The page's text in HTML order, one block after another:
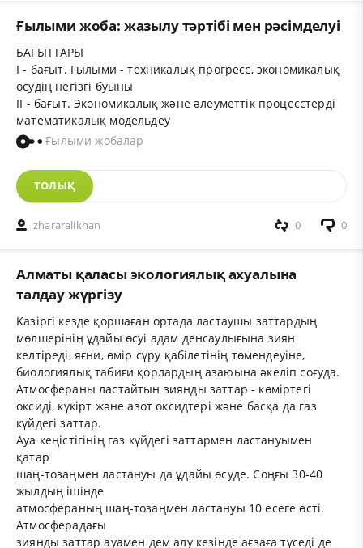
Ғылыми жоба: жазылу тәртібі мен рәсімделуі
БАҒЫТТАРЫ
І - бағыт. Ғылыми - техникалық прогресс, экономикалық
өсудің негізгі буыны
ІІ - бағыт. Экономикалық және әлеуметтік процесстерді
математикалық модельдеу
Ғылыми жобалар
ТОЛЫҚ
zhararalikhan 0
0
Алматы қаласы экологиялық ахуалына
талдау жүргізу
Қазіргі кезде қоршаған ортада ластаушы заттардың
мөлшерінің ұдайы өсуі адам денсаулығына зиян
келтіреді, яғни, өмір сүру қабілетінің төмендеуіне,
биологиялық табиғи қорлардың азаюына әкеліп соғуда.
Атмосфераны ластайтын зиянды заттар - көміртегі
оксиді, күкірт және азот оксидтері және басқа да газ
күйдегі заттар.
Ауа кеңістігінің газ күйдегі заттармен ластануымен
қатар
шаң-тозаңмен ластануы да ұдайы өсуде. Соңғы 30-40
жылдың ішінде
атмосфераның шаң-тозаңмен ластануы 10 есеге өсті.
Атмосферадағы
зиянды заттар ауамен дем алу кезінде ағзаға түседі де